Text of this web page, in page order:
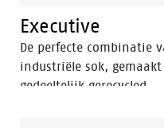
Executive
De perfecte combinatie
industriële sok,
gedeeltelijk gerecycled.